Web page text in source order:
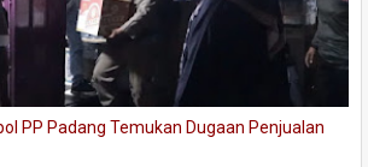
PP Padang Temukan Dugaan Penjualan